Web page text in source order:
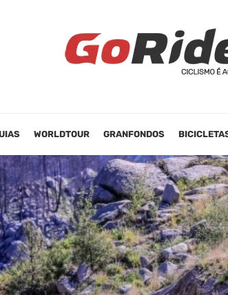
WORLDTOUR GRANFONDOS